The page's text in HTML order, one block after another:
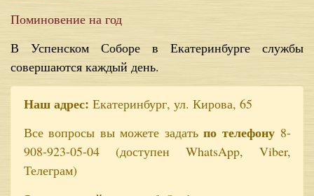
Поминовение на год
В Успенском Соборе в Екатеринбурге службы
совершаются каждый день.
Наш адрес: Екатеринбург, ул. Кирова, 65
Все вопросы вы можете задатьпо телефону8-
908-923-05-04 (доступен WhatsApp, Viber,
Телеграм)